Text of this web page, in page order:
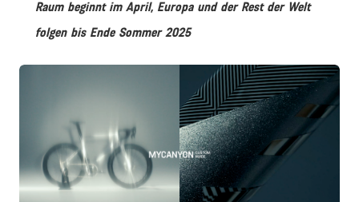
Raum beginnt im April, Europa und der Rest der Welt
folgen bis Ende Sommer 2025